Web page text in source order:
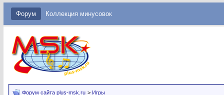
Форум Коллекция минусовок
Форум сайта plus-msk.ru > Игры